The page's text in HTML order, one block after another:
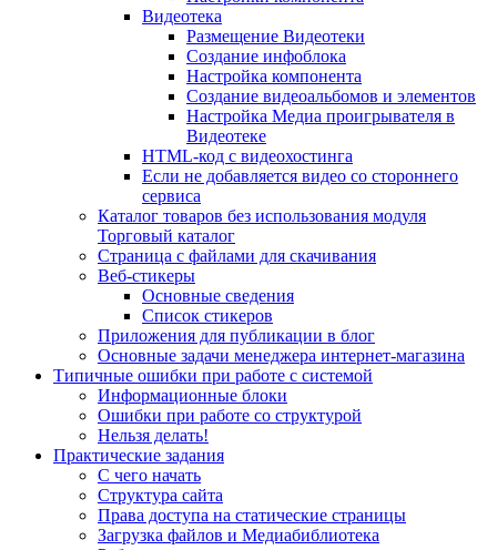
Видеотека
Размещение Видеотеки
Создание инфоблока
Настройка компонента
Создание видеоальбомов и элементов
Настройка Медиа проигрывателя в
Видеотеке
HTML-код с видеохостинга
Если не добавляется видео со стороннего
сервиса
Каталог товаров без использования модуля
Торговый каталог
Страница с файлами для скачивания
Веб-стикеры
Основные сведения
Список стикеров
Приложения для публикации в блог
Основные задачи менеджера интернет-магазина
Типичные ошибки при работе с системой
Информационные блоки
Ошибки при работе со структурой
Нельзя делать!
Практические задания
С чего начать
Структура сайта
Права доступа на статические страницы
Загрузка файлов и Медиабиблиотека